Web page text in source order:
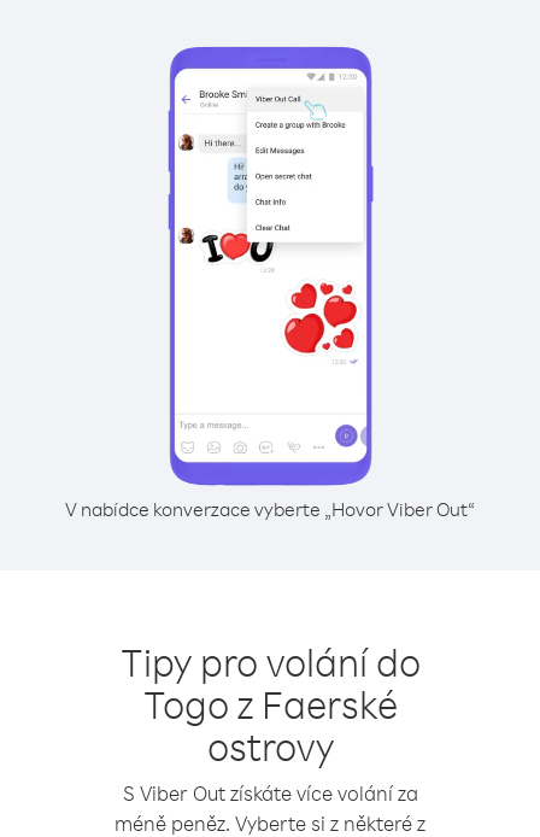
V nabídce konverzace vyberte „Hovor Viber Out“
Tipy pro volání do
Togo z Faerské
ostrovy
S Viber Out získáte více volání za
méně peněz. Vyberte si z některé z